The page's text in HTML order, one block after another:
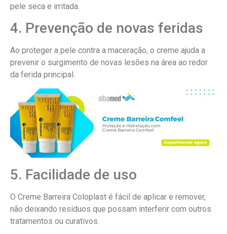
pele seca e irritada.
4. Prevenção de novas feridas
Ao proteger a pele contra a maceração, o creme ajuda a
prevenir o surgimento de novas lesões na área ao redor
da ferida principal.
5. Facilidade de uso
O Creme Barreira Coloplast é fácil de aplicar e remover,
não deixando resíduos que possam interferir com outros
tratamentos ou curativos.